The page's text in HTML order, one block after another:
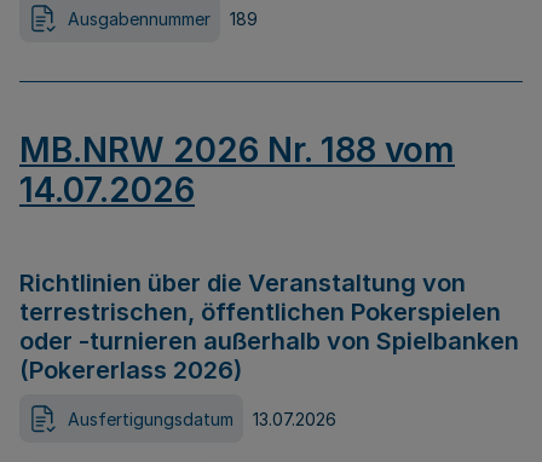
Ausgabennummer 189
MB.NRW 2026 Nr. 188 vom
14.07.2026
Richtlinien über die Veranstaltung von
terrestrischen, öffentlichen Pokerspielen
oder -turnieren außerhalb von Spielbanken
(Pokererlass 2026)
Ausfertigungsdatum 13.07.2026